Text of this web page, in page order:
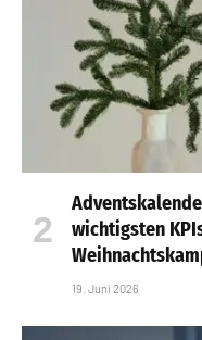
wichtigsten
19. Juni 2026